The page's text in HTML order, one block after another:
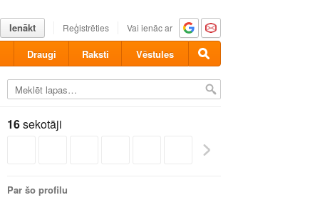
Ienākt Reģistrēties Vai ienāc ar
Draugi Raksti Vēstules
16sekotāji
Par šo profilu